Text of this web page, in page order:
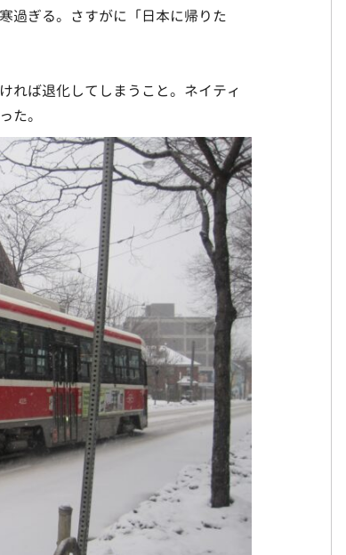
過ぎる。さすがに「日本に帰りた
れば退化してしまうこと。ネイティ
た。